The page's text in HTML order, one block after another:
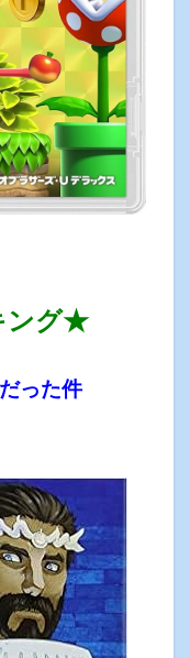
ング★
った件